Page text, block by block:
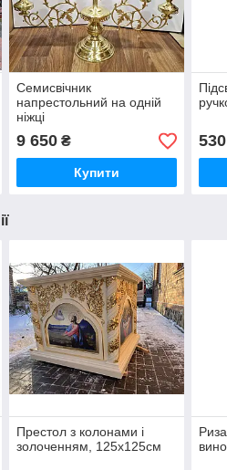
Семисвічник
напрестольний на одній
ніжці
9 650₴
Купити
530
Престол з колонами і
золоченням, 125х125см